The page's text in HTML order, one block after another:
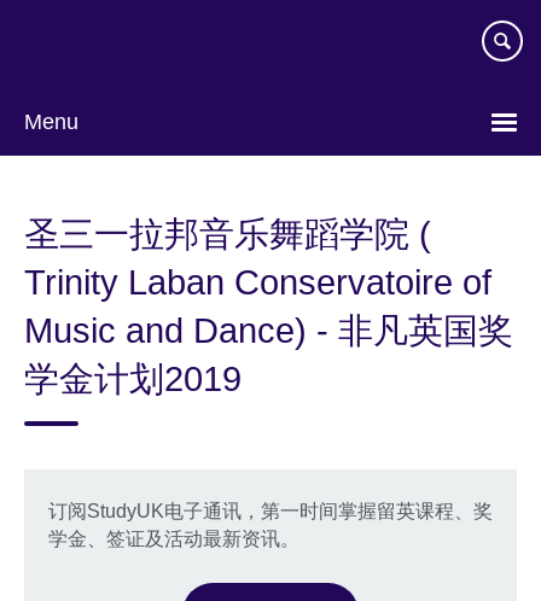
Menu
language
圣三一拉邦音乐舞蹈学院 (
Trinity Laban Conservatoire of
Music and Dance) - 非凡英国奖
学金计划2019
订阅StudyUK电子通讯，第一时间掌握留英课程、奖
学金、签证及活动最新资讯。